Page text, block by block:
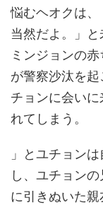
悩むヘオクは
当然だよ。」
ミンジョンの
が警察沙汰を
チョンに会い
れてしまう。
」とユチョン
し、ユチョン
に引きぬいた